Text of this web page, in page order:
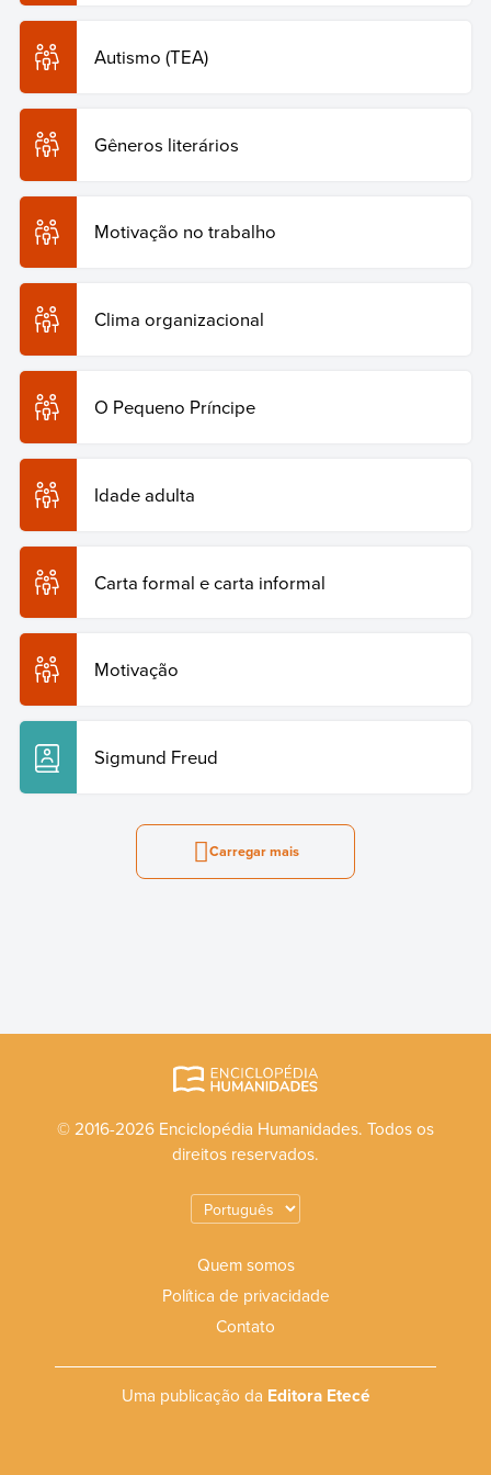
Autismo (TEA)
Gêneros literários
Motivação no trabalho
Clima organizacional
O Pequeno Príncipe
Idade adulta
Carta formal e carta informal
Motivação
Sigmund Freud
Carregar mais
© 2016-2026 Enciclopédia Humanidades. Todos os
direitos reservados.
Quem somos
Política de privacidade
Contato
Uma publicação da Editora Etecé